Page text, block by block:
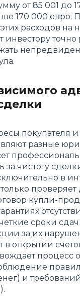
от 85 001 до
170 000 евро.
расходов на
инвестору точно
покупателя
разные
за чистоту
в
купли-
сроки
за их
в открытии
процесс
и требований